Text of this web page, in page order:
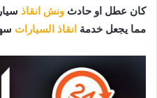
كان عطل او حادث ونش انقاذ
مما يجعل خدمة انقاذ السيارات